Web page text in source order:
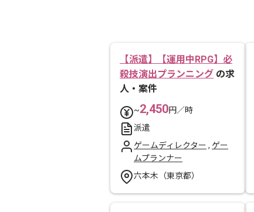
【派遣】【運用中RPG】必
殺技演出プランニング の求
人・案件
~2,450円／時
派遣
ゲームディレクター , ゲー
ムプランナー
六本木（東京都）